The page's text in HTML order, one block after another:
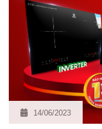
14/06/2023